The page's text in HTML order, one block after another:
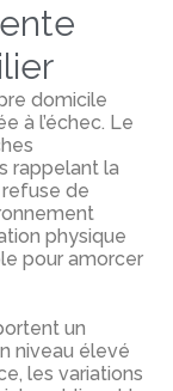
domicile
à l’échec. Le
rappelant la
de
physique
pour amorcer
un
niveau élevé
les variations